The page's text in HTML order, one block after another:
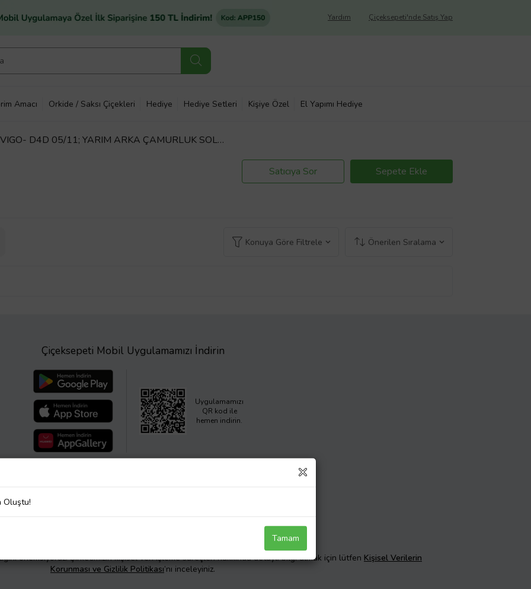
Çiçeksepeti'nde Satış Yap
Yardım
Amacı Orkide / Saksı Çiçekleri Hediye Hediye Setleri Kişiye Özel El Yapımı Hediye
D4D 05/11; YARIM ARKA ÇAMURLUK SOL
Satıcıya Sor Sepete Ekle
Konuya Göre Filtrele Önerilen Sıralama
Çiçeksepeti Mobil Uygulamamızı İndirin
Uygulamamızı
QR kod ile
hemen indirin.
önemsiyoruz. Şirketimizin kişisel veri işleme süreçleri hakkında detaylı bilgi almak için lütfen Kişisel Verilerin
Korunması ve Gizlilik Politikası’nı inceleyiniz.
Oluştu!
Tamam